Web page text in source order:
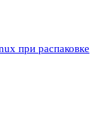
при распаковке